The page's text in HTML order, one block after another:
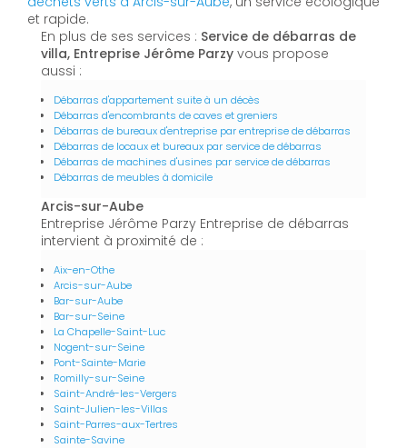
et rapide.
En plus de ses services : Service de débarras de
villa, Entreprise Jérôme Parzy vous propose
aussi :
Débarras d'appartement suite à un décès
Débarras d'encombrants de caves et greniers
Débarras de bureaux d'entreprise par entreprise de débarras
Débarras de locaux et bureaux par service de débarras
Débarras de machines d'usines par service de débarras
Débarras de meubles à domicile
Arcis-sur-Aube
Entreprise Jérôme Parzy Entreprise de débarras
intervient à proximité de :
Aix-en-Othe
Arcis-sur-Aube
Bar-sur-Aube
Bar-sur-Seine
La Chapelle-Saint-Luc
Nogent-sur-Seine
Pont-Sainte-Marie
Romilly-sur-Seine
Saint-André-les-Vergers
Saint-Julien-les-Villas
Saint-Parres-aux-Tertres
Sainte-Savine